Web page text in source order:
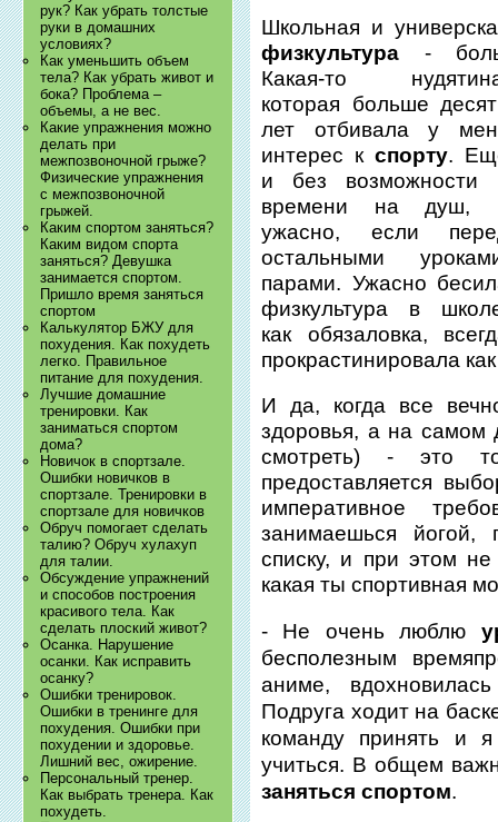
рук? Как убрать толстые
руки в домашних
условиях?
Как уменьшить объем
тела? Как убрать живот и
бока? Проблема –
объемы, а не вес.
Какие упражнения можно
делать при
межпозвоночной грыже?
Физические упражнения
с межпозвоночной
грыжей.
Каким спортом заняться?
Каким видом спорта
заняться? Девушка
занимается спортом.
Пришло время заняться
спортом
Калькулятор БЖУ для
похудения. Как похудеть
легко. Правильное
питание для похудения.
Лучшие домашние
тренировки. Как
заниматься спортом
дома?
Новичок в спортзале.
Ошибки новичков в
спортзале. Тренировки в
спортзале для новичков
Обруч помогает сделать
талию? Обруч хулахуп
для талии.
Обсуждение упражнений
и способов построения
красивого тела. Как
сделать плоский живот?
Осанка. Нарушение
осанки. Как исправить
осанку?
Ошибки тренировок.
Ошибки в тренинге для
похудения. Ошибки при
похудении и здоровье.
Лишний вес, ожирение.
Персональный тренер.
Как выбрать тренера. Как
похудеть.
Школьная и
физкультура -
Какая-то
которая больше
лет отбивала у
интерес кспорту.
и без возможности
времени на душ,
ужасно, если
остальными
парами. Ужасно
физкультура в
как обязаловка,
прокрастинировала
И да, когда все
здоровья, а на самом
смотреть) - это
предоставляется
императивное
занимаешься
списку, и при этом
какая ты спортивная
- Не очень люблю
бесполезным
аниме,
Подруга ходит на
команду принять и
учиться. В общем
заняться спортом.